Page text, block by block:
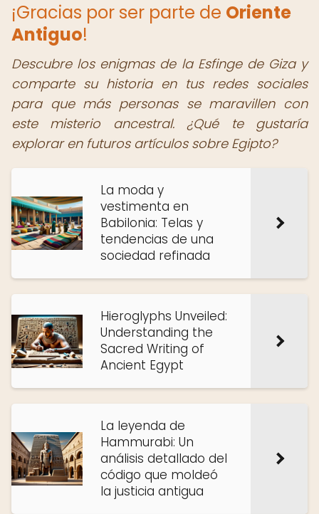
¡Gracias por ser parte de Oriente
Antiguo!
Descubre los enigmas de la Esfinge de Giza y
comparte su historia en tus redes sociales
para que más personas se maravillen con
este misterio ancestral. ¿Qué te gustaría
explorar en futuros artículos sobre Egipto?
La moda y
vestimenta en
Babilonia: Telas y
tendencias de una
sociedad refinada
Hieroglyphs Unveiled:
Understanding the
Sacred Writing of
Ancient Egypt
La leyenda de
Hammurabi: Un
análisis detallado del
código que moldeó
la justicia antigua